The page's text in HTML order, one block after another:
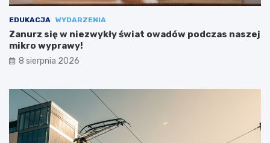
EDUKACJA WYDARZENIA
Zanurz się w niezwykły świat owadów podczas naszej
mikro wyprawy!
8 sierpnia 2026